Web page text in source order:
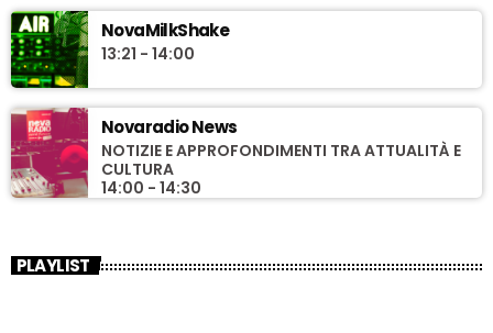
NovaMilkShake
13:21 - 14:00
Novaradio News
NOTIZIE E APPROFONDIMENTI TRA ATTUALITÀ E
CULTURA
14:00 - 14:30
PLAYLIST